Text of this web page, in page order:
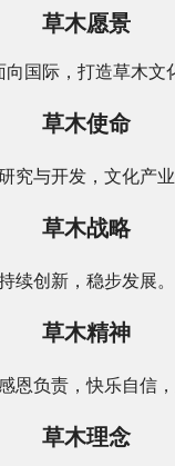
草木愿景
国际，打造草木文
草木使命
究与开发，文化产业
草木战略
续创新，稳步发展。
草木精神
恩负责，快乐自信，
草木理念